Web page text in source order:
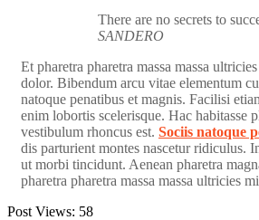
There are no secrets to
SANDERO
Et pharetra pharetra massa massa
dolor. Bibendum arcu vitae elementum
natoque penatibus et magnis. Facilisi
enim lobortis scelerisque. Hac habitasse
vestibulum rhoncus est. Sociis natoque
dis parturient montes nascetur ridiculus.
ut morbi tincidunt. Aenean pharetra
pharetra pharetra massa massa ultricies
Post Views: 58